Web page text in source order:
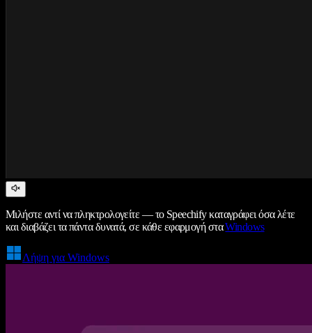
Μιλήστε αντί να πληκτρολογείτε — το Speechify καταγράφει όσα λέτε
και διαβάζει τα πάντα δυνατά, σε κάθε εφαρμογή σταWindows
Λήψη για Windows